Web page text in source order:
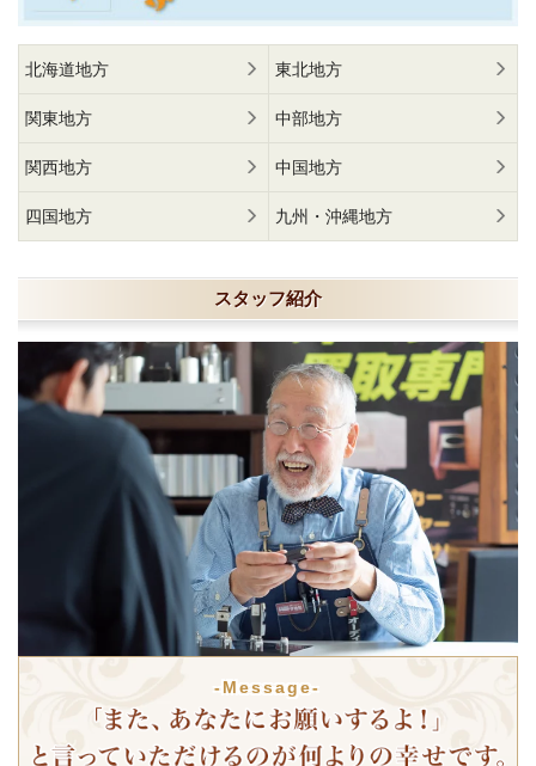
北海道地方 東北地方
関東地方 中部地方
関西地方 中国地方
四国地方 九州・沖縄地方
スタッフ紹介
-Message-